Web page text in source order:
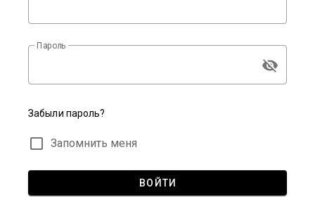
Пароль
Забыли пароль?
Запомнить меня
ВОЙТИ